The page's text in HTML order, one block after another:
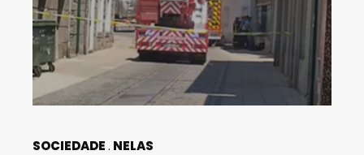
SOCIEDADE NELAS